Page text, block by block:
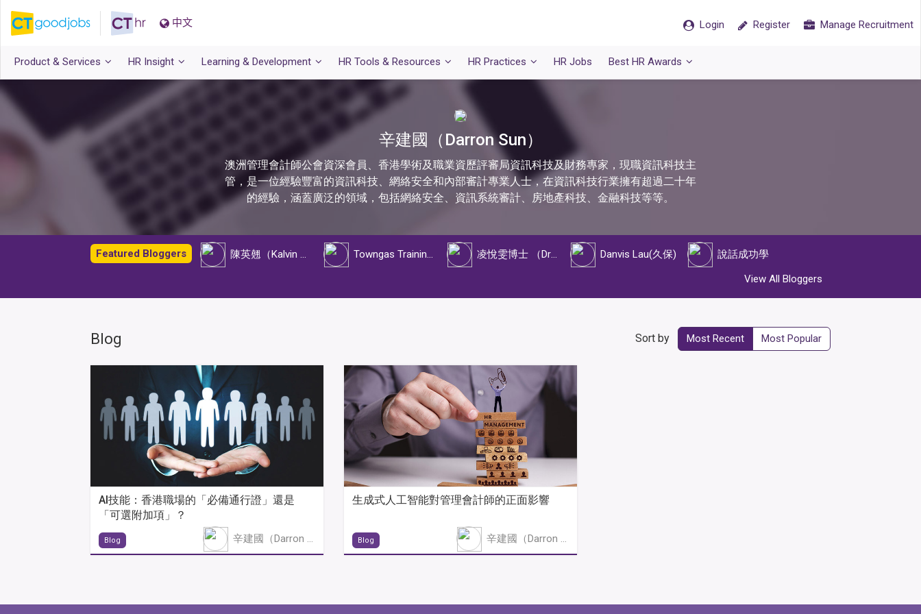
中文 Login Register Manage Recruitment
Product & Services HR Insight Learning & Development HR Tools & Resources HR Practices HR Jobs Best HR Awards
辛建國（Darron Sun）
澳洲管理會計師公會資深會員、香港學術及職業資歷評審局資訊科技及財務專家，現職資訊科技主
管，是一位經驗豐富的資訊科技、網絡安全和內部審計專業人士，在資訊科技行業擁有超過二十年
的經驗，涵蓋廣泛的領域，包括網絡安全、資訊系統審計、房地產科技、金融科技等等。
Featured Bloggers 陳英翹（Kalvin Chan） Towngas Training Institute 中華煤氣培訓學院 凌悅雯博士 （Dr Candice Powell） Danvis Lau(久保)
說話成功學
View All Bloggers
Blog Sort by Most Recent Most Popular
AI技能：香港職場的「必備通行證」還是
「可選附加項」？
Blog 辛建國（Darron Sun）
生成式人工智能對管理會計師的正面影響
Blog 辛建國（Darron Sun）